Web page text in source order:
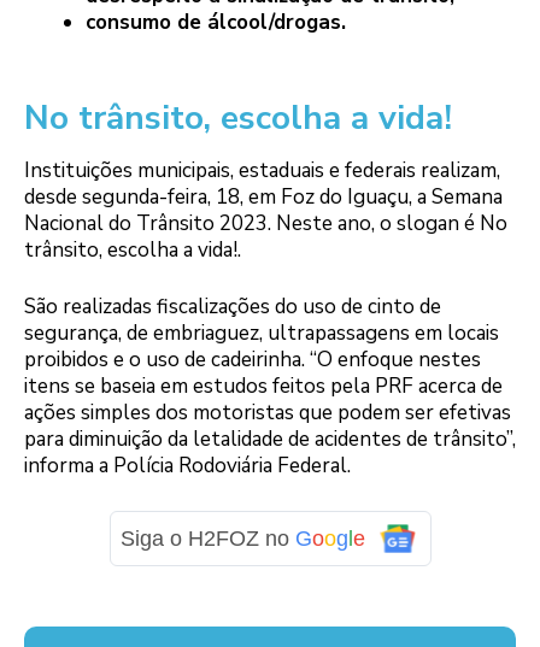
consumo de álcool/drogas.
No trânsito, escolha a vida!
Instituições municipais, estaduais e federais realizam,
desde segunda-feira, 18, em Foz do Iguaçu, a Semana
Nacional do Trânsito 2023. Neste ano, o slogan é No
trânsito, escolha a vida!.
São realizadas fiscalizações do uso de cinto de
segurança, de embriaguez, ultrapassagens em locais
proibidos e o uso de cadeirinha. “O enfoque nestes
itens se baseia em estudos feitos pela PRF acerca de
ações simples dos motoristas que podem ser efetivas
para diminuição da letalidade de acidentes de trânsito”,
informa a Polícia Rodoviária Federal.
Siga o H2FOZ no Google